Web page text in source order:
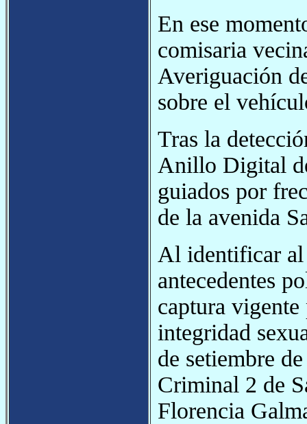
En ese
comisaria
Averiguación
sobre el
Tras la
Anillo Digital
guiados por
de la avenida
Al identificar al
antecedentes
captura
integridad
de setiembre
Criminal 2 de
Florencia